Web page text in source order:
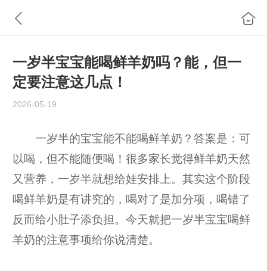
一岁半宝宝能喝鲜羊奶吗？能，但一
定要注意这几点！
2026-05-19
一岁半的宝宝能不能喝鲜羊奶？答案是：可
以喝，但不能随便喝！很多家长觉得鲜羊奶天然
又营养，一岁半就想给娃安排上。其实这个阶段
喝鲜羊奶是有讲究的，喝对了是加分项，喝错了
反而给小肚子添负担。今天就把一岁半宝宝喝鲜
羊奶的注意事项给你说清楚。